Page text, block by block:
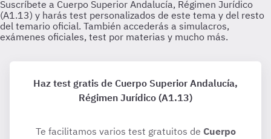
Haz test gratis de Cuerpo Superior Andalucía,
Régimen Jurídico (A1.13)
Te facilitamos varios test gratuitos de Cuerpo